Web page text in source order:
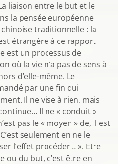
liaison entre le but et le
la pensée européenne
traditionnelle : la
étrangère à ce rapport
est un processus de
où la vie n’a pas de sens à
d’elle-même. Le
par une fin qui
Il ne vise à rien, mais
Il ne « conduit »
pas le « moyen » de, il est
seulement en ne le
l’effet procéder… ». Etre
ou du but, c’est être en